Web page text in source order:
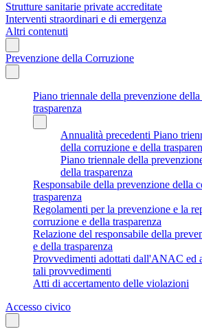
Strutture sanitarie private accreditate
Interventi straordinari e di emergenza
Altri contenuti
Prevenzione della Corruzione
Piano triennale della prevenzione
trasparenza
Annualità precedenti Piano
della corruzione e della
Piano triennale della
della trasparenza
Responsabile della prevenzione della
trasparenza
Regolamenti per la prevenzione e la
corruzione e della trasparenza
Relazione del responsabile della
e della trasparenza
Provvedimenti adottati dall'ANAC ed
tali provvedimenti
Atti di accertamento delle violazioni
Accesso civico